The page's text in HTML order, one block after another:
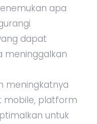
apa
dapat
meninggalkan
meningkatnya
mobile, platform
untuk